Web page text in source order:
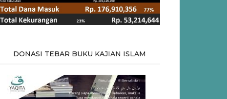
DONASI TEBAR BUKU KAJIAN ISLAM